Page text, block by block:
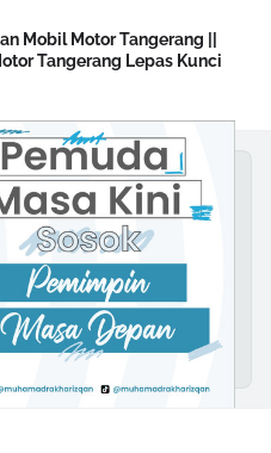
Mobil Motor Tangerang ||
Tangerang Lepas Kunci